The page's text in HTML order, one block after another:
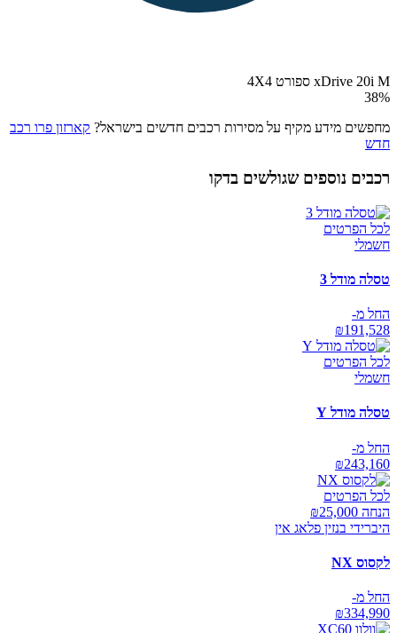
xDrive 20i M ספורט 4X4
38%
מחפשים מידע מקיף על מסירות רכבים חדשים בישראל? קארזון פרו רכב
חדש
רכבים נוספים שגולשים בדקו
לכל הפרטים
חשמלי
טסלה מודל 3
החל מ-
₪191,528
לכל הפרטים
חשמלי
טסלה מודל Y
החל מ-
₪243,160
לכל הפרטים
הנחה ₪ 25,000
היברידי בנזין פלאג אין
לקסוס NX
החל מ-
₪334,990